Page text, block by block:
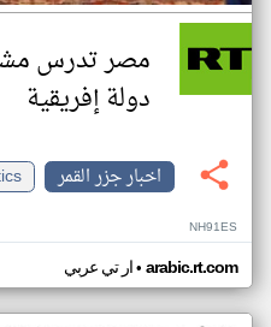
مصر تدرس
دولة إفريقية
اخبار جزر القمر
NH91ES
ار تي عربي• arabic.rt.com